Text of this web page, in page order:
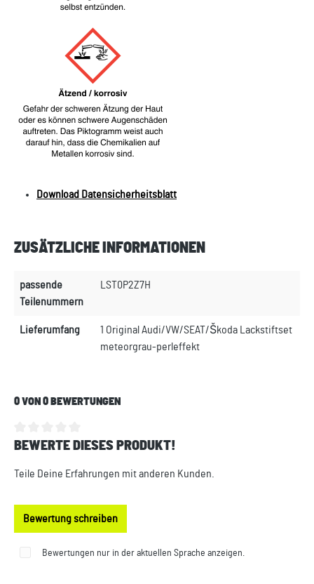
Download Datensicherheitsblatt
ZUSÄTZLICHE INFORMATIONEN
passende
Teilenummern
LST0P2Z7H
Lieferumfang
1 Original Audi/VW/SEAT/Škoda Lackstiftset
meteorgrau-perleffekt
0 VON 0 BEWERTUNGEN
Durchschnittliche Bewertung von 0 von 5 Sternen
BEWERTE DIESES PRODUKT!
Teile Deine Erfahrungen mit anderen Kunden.
Bewertung schreiben
Bewertungen nur in der aktuellen Sprache anzeigen.